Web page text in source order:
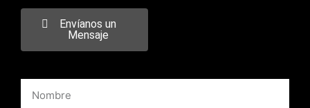
Envíanos un
Mensaje